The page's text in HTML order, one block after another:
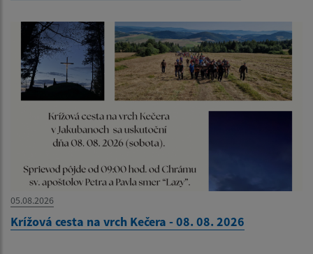
05.08.2026
Krížová cesta na vrch Kečera - 08. 08. 2026